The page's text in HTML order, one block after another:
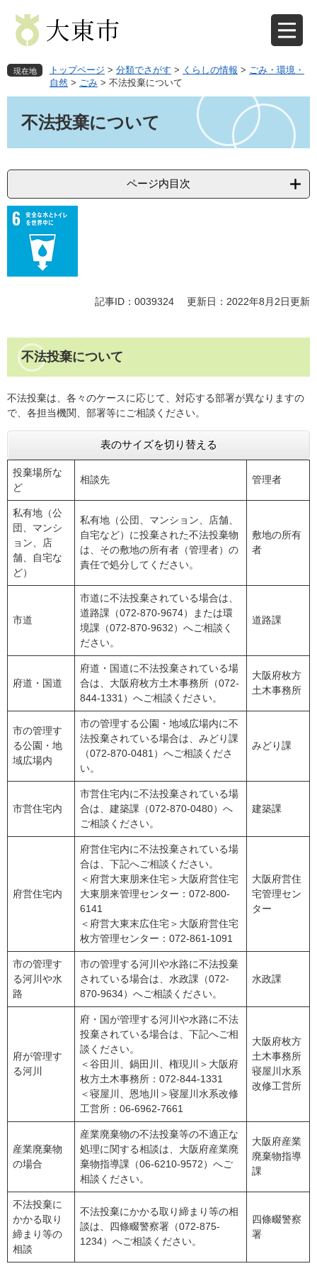
先
で
を
ば
へ
現在地 トップページ > 分類でさがす > くらしの情報 > ごみ・環境・
自然 > ごみ > 不法投棄について
不法投棄について
ページ内目次
記事ID：0039324 更新日：2022年8月2日更新
不法投棄について
不法投棄は、各々のケースに応じて、対応する部署が異なりますの
で、各担当機関、部署等にご相談ください。
表のサイズを切り替える
投棄場所な
ど
相談先 管理者
私有地（公
団、マンシ
ョン、店
舗、自宅な
ど）
私有地（公団、マンション、店舗、
自宅など）に投棄された不法投棄物
は、その敷地の所有者（管理者）の
責任で処分してください。
敷地の所有
者
市道
市道に不法投棄されている場合は、
道路課（072-870-9674）または環
境課（072-870-9632）へご相談く
ださい。
道路課
府道・国道
府道・国道に不法投棄されている場
合は、大阪府枚方土木事務所（072-
844-1331）へご相談ください。
大阪府枚方
土木事務所
市の管理す
る公園・地
域広場内
市の管理する公園・地域広場内に不
法投棄されている場合は、みどり課
（072-870-0481）へご相談くださ
い。
みどり課
市営住宅内
市営住宅内に不法投棄されている場
合は、建築課（072-870-0480）へ
ご相談ください。
建築課
府営住宅内
府営住宅内に不法投棄されている場
合は、下記へご相談ください。
＜府営大東朋来住宅＞大阪府営住宅
大東朋来管理センター：072-800-
6141
＜府営大東末広住宅＞大阪府営住宅
枚方管理センター：072-861-1091
大阪府営住
宅管理セン
ター
市の管理す
る河川や水
路
市の管理する河川や水路に不法投棄
されている場合は、水政課（072-
870-9634）へご相談ください。
水政課
府が管理す
る河川
府・国が管理する河川や水路に不法
投棄されている場合は、下記へご相
談ください。
＜谷田川、鍋田川、権現川＞大阪府
枚方土木事務所：072-844-1331
＜寝屋川、恩地川＞寝屋川水系改修
工営所：06-6962-7661
大阪府枚方
土木事務所
寝屋川水系
改修工営所
産業廃棄物
の場合
産業廃棄物の不法投棄等の不適正な
処理に関する相談は、大阪府産業廃
棄物指導課（06-6210-9572）へご
相談ください。
大阪府産業
廃棄物指導
課
不法投棄に
かかる取り
締まり等の
相談
不法投棄にかかる取り締まり等の相
談は、四條畷警察署（072-875-
1234）へご相談ください。
四條畷警察
署